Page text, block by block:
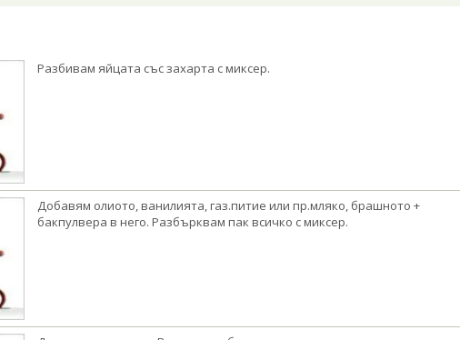
Разбивам яйцата със захарта с миксер.
Добавям олиото, ванилията, газ.питие или пр.мляко, брашното +
бакпулвера в него. Разбърквам пак всичко с миксер.